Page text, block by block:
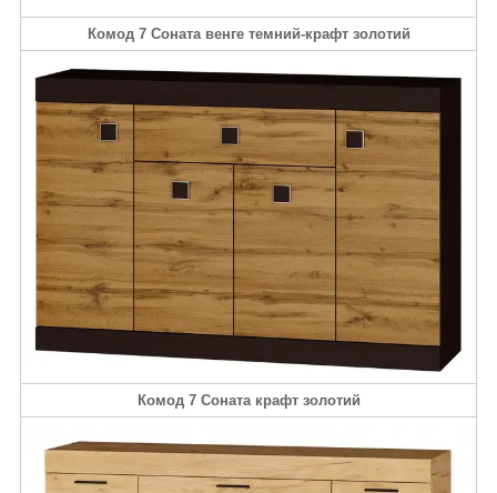
Комод 7 Соната венге темний-крафт золотий
Комод 7 Соната крафт золотий